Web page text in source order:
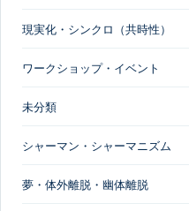
現実化・シンクロ（共時性）
ワークショップ・イベント
未分類
シャーマン・シャーマニズム
夢・体外離脱・幽体離脱